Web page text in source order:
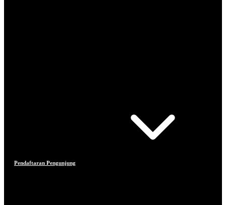
Pendaftaran Pengunjung